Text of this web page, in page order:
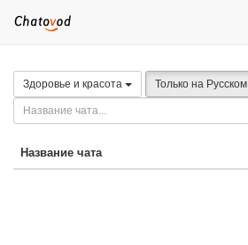
Здоровье и красота Только на Русском
Название чата